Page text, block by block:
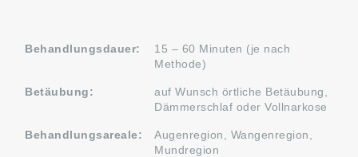
Behandlungsdauer:
15 – 60 Minuten (je nach
Methode)
Betäubung:
auf Wunsch örtliche Betäubung,
Dämmerschlaf oder Vollnarkose
Behandlungsareale:
Augenregion, Wangenregion,
Mundregion